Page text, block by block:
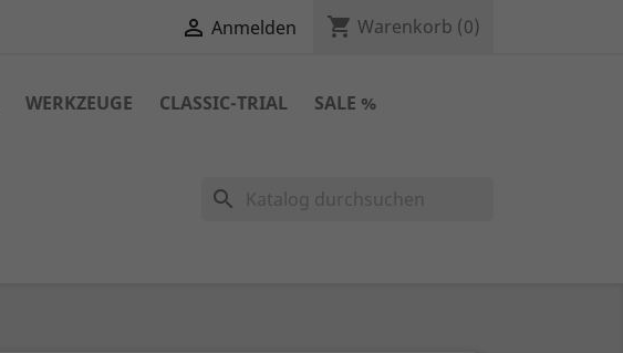
 Anmelden shopping_cart Warenkorb (0)
WERKZEUGE CLASSIC-TRIAL
SALE %
search